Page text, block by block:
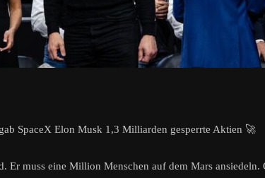
SpaceX Elon Musk 1,3 Milliarden gesperrte Aktien 🚀
Er muss eine Million Menschen auf dem Mars ansiedeln.